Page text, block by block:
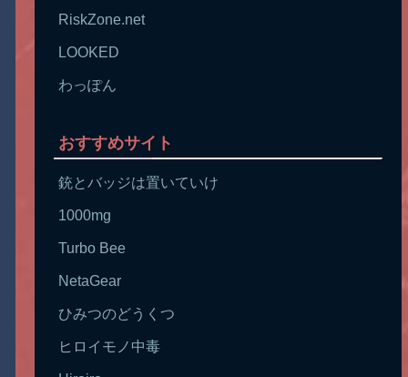
RiskZone.net
LOOKED
わっぽん
おすすめサイト
銃とバッジは置いていけ
1000mg
Turbo Bee
NetaGear
ひみつのどうくつ
ヒロイモノ中毒